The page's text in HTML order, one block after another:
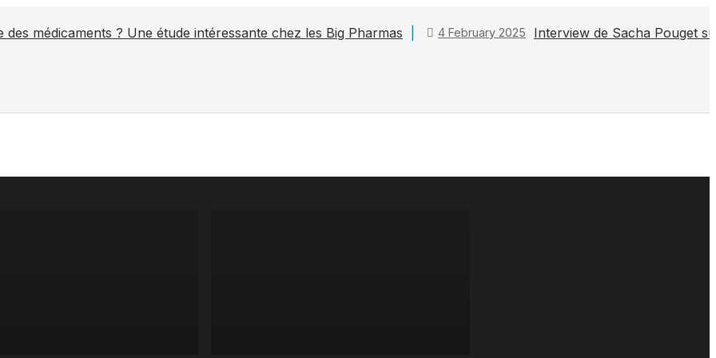
des médicaments ? Une étude intéressante chez les Big Pharmas 4 February 2025 Interview de Sacha Pouget